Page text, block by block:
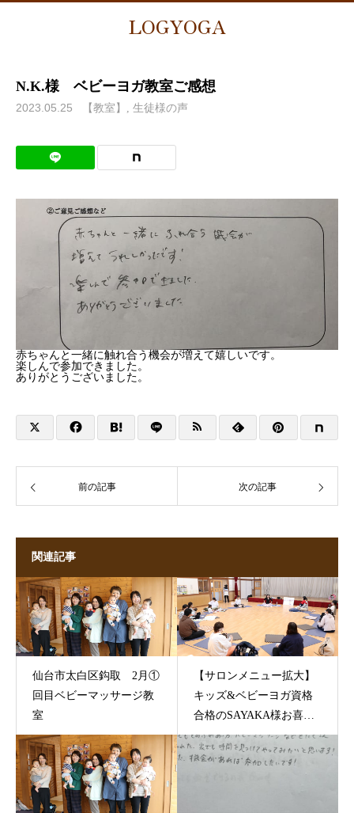
LOGYOGA
N.K.様 ベビーヨガ教室ご感想
2023.05.25 【教室】 生徒様の声
赤ちゃんと一緒に触れ合う機会が増えて嬉しいです。
楽しんで参加できました。
ありがとうございました。
前の記事 次の記事
関連記事
仙台市太白区鈎取 2月①
回目ベビーマッサージ教
室
【サロンメニュー拡大】
キッズ&ベビーヨガ資格
合格のSAYAKA様お喜び
の声